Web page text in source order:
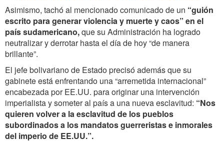
Asimismo, tachó al mencionado comunicado de un “guión
escrito para generar violencia y muerte y caos” en el
país sudamericano,que su Administración ha logrado
neutralizar y derrotar hasta el día de hoy “de manera
brillante”.
El jefe bolivariano de Estado precisó además que su
gabinete está enfrentando una “arremetida internacional”
encabezada por EE.UU. para originar una intervención
imperialista y someter al país a una nueva esclavitud: “Nos
quieren volver a la esclavitud de los pueblos
subordinados a los mandatos guerreristas e inmorales
del imperio de EE.UU.”.